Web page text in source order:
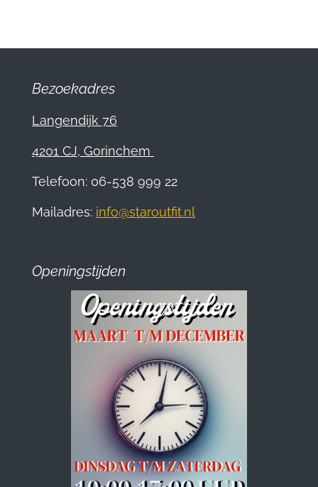
Bezoekadres
Langendijk 76
4201 CJ, Gorinchem
Telefoon: 06-538 999 22
Mailadres: info@staroutfit.nl
Openingstijden